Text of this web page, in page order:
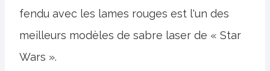
fendu avec les lames rouges est l'un des
meilleurs modèles de sabre laser de « Star
Wars ».